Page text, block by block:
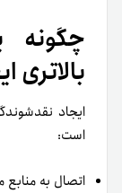
چگونه
بالاتری
ایجاد
است:
اتصال به منابع